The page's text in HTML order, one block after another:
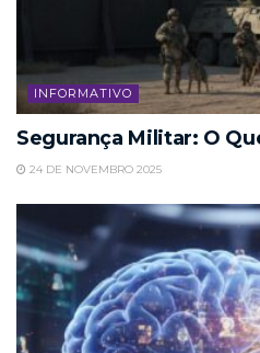
INFORMATIVO
Segurança Militar: O
24 DE NOVEMBRO 2025